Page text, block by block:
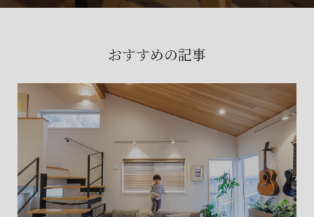
おすすめの記事
土地の活用・賃貸経営に関する
ご相談はこちら
関連施設一覧